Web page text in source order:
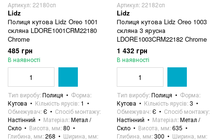
Артикул: 22180сп
Lidz
Полиця кутова Lidz Oreo 1001
скляна LDORE1001CRM22180
Chrome
485 грн
В наявності
Тип виробу Полиця
Форма
Кутова
Кількість ярусів 1
Обмежувач Є
Спосіб монтажу
Настінний
Матеріал Метал /
Скло
Висота, мм 80
Глибина, мм 268
Ширина, мм
Артикул: 22182сп
Lidz
Полиця кутова Lidz Oreo 1003
скляна 3 ярусна
LDORE1003CRM22182 Chrome
1 432 грн
В наявності
Тип виробу Полиця
Форма
Кутова
Кількість ярусів 3
Обмежувач Є
Спосіб монтажу
Настінний
Матеріал Метал /
Скло
Висота, мм 635
Глибина, мм 300
Ширина, мм